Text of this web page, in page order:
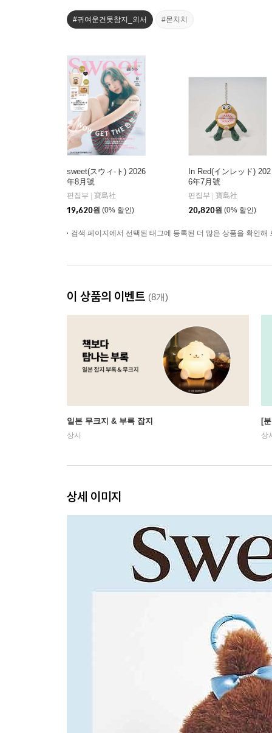
#귀여운건못참지_외서 #몬치치
sweet(スウィ-ト) 2026
年8月號
편집부
寶島社
19,620원 (0% 할인)
In Red(インレッド) 202
6年7月號
편집부
寶島社
20,820원 (0% 할인)
검색 페이지에서 선택된 태그에 등록된 더 많은 상품을 확인해
이 상품의 이벤트 (8개)
일본 무크지 & 부록 잡지
상시
[
상
상세 이미지